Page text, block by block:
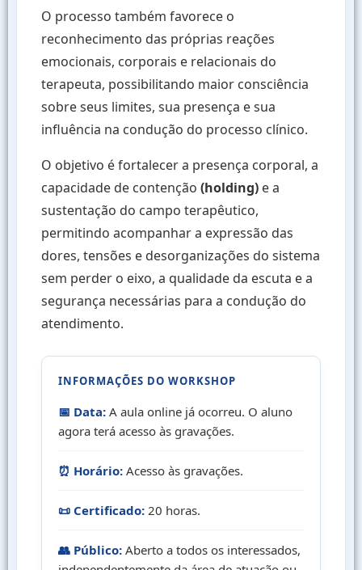
O processo também favorece o
reconhecimento das próprias reações
emocionais, corporais e relacionais do
terapeuta, possibilitando maior consciência
sobre seus limites, sua presença e sua
influência na condução do processo clínico.
O objetivo é fortalecer a presença corporal, a
capacidade de contenção (holding) e a
sustentação do campo terapêutico,
permitindo acompanhar a expressão das
dores, tensões e desorganizações do sistema
sem perder o eixo, a qualidade da escuta e a
segurança necessárias para a condução do
atendimento.
INFORMAÇÕES DO WORKSHOP
📅 Data: A aula online já ocorreu. O aluno
agora terá acesso às gravações.
⏰ Horário: Acesso às gravações.
📜 Certificado: 20 horas.
👥 Público: Aberto a todos os interessados,